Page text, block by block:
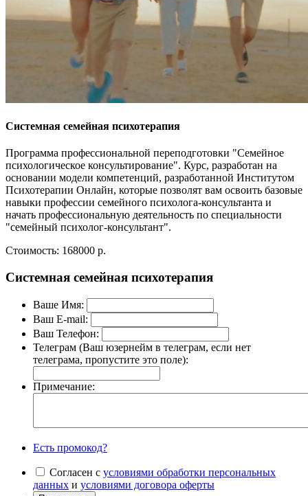
Системная семейная психотерапия
Программа профессиональной переподготовки "Семейное
психологическое консультирование". Курс, разработан на
основании модели компетенций, разработанной Институтом
Психотерапии Онлайн, которые позволят вам освоить базовые
навыки профессии семейного психолога-консультанта и
начать профессиональную деятельность по специальности
"семейный психолог-консультант".
Стоимость: 168000 р.
Системная семейная психотерапия
Ваше Имя:
Ваш E-mail:
Ваш Телефон:
Телеграм (Ваш юзернейм в телеграм, если нет
телеграма, пропустите это поле):
Примечание:
Есть промокод?
Согласен с условиями обработки персональных
данных и условиями договора оферты